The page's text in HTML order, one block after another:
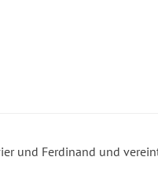
und Ferdinand und